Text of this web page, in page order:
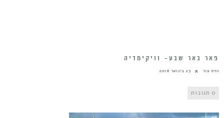
פאר באר שבע- וויקימדיה
הדס צור 23 בינואר 2018
0 תגובות